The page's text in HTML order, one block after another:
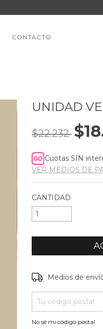
CONTACTO
UNIDAD
$22.232
Cuotas SIN
VER MEDIOS DE
CANTIDAD
Entregas para el CP:
Medios de
No sé mi código postal